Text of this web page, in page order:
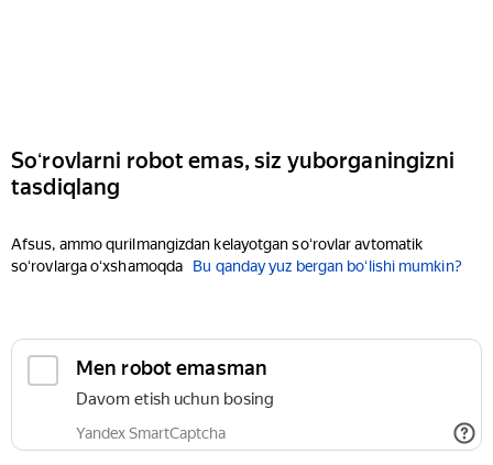
Soʻrovlarni robot emas, siz yuborganingizni
tasdiqlang
Afsus, ammo qurilmangizdan kelayotgan soʻrovlar avtomatik
soʻrovlarga oʻxshamoqda
Bu qanday yuz bergan boʻlishi mumkin?
Men robot emasman
Davom etish uchun bosing
Yandex SmartCaptcha